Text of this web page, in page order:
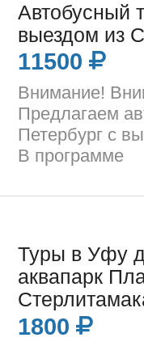
Автобусный
выездом из
11500
Внимание!
Предлагаем
Петербург с
В программе
Туры в Уфу
аквапарк
1800